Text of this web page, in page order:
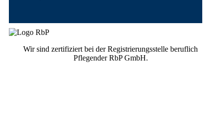
Wir sind zertifiziert bei der Registrierungsstelle beruflich
Pflegender RbP GmbH.